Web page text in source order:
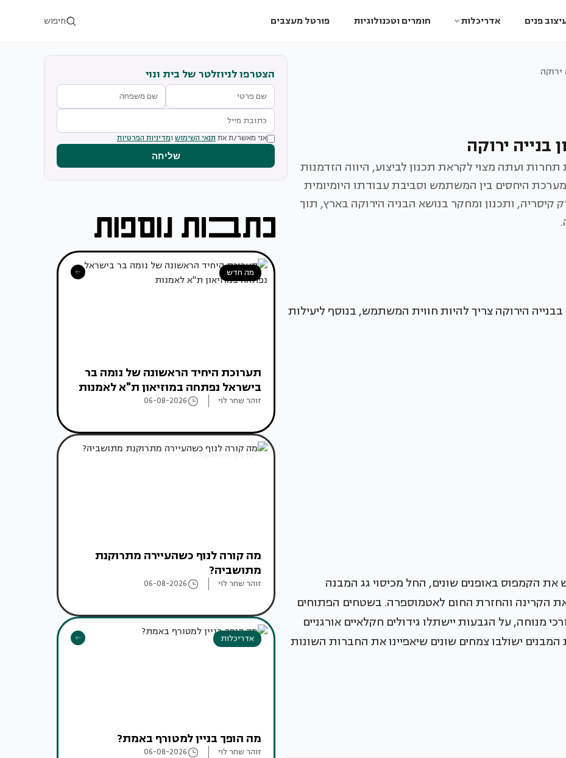
פנים אדריכלות חומרים וטכנולוגיות פורטל מעצבים חיפוש
ירוקה
ועתה מצוי לקראת תכנון לביצוע, היווה הזדמנות
מערכת היחסים בין המשתמש וסביבת עבודתו היומיומית
קיסריה, ותכנון ומחקר בנושא הבניה הירוקה בארץ, תוך
הירוקה צריך להיות חווית המשתמש, בנוסף ליעילות
הקמפוס באופנים שונים, החל מכיסוי גג המבנה
הקרינה והחזרת החום לאטמוספרה. בשטחים הפתוחים
מנוחה, על הגבעות יישתלו גידולים חקלאיים אורגניים
ישולבו צמחים שונים שיאפיינו את החברות השונות
הצטרפו לניוזלטר של בית ונוי
אני מאשר/ת את תנאי השימוש ומדיניות הפרטיות
שליחה
מה חדש
תערוכת היחיד הראשונה של נומה בר
בישראל נפתחה במוזיאון ת"א לאמנות
זוהר שחר לוי 06-08-2026
אדריכלות מהעולם
מה קורה לנוף כשהעיירה מתרוקנת
מתושביה?
זוהר שחר לוי 06-08-2026
אדריכלות
מה הופך בניין למטורף באמת?
זוהר שחר לוי 06-08-2026